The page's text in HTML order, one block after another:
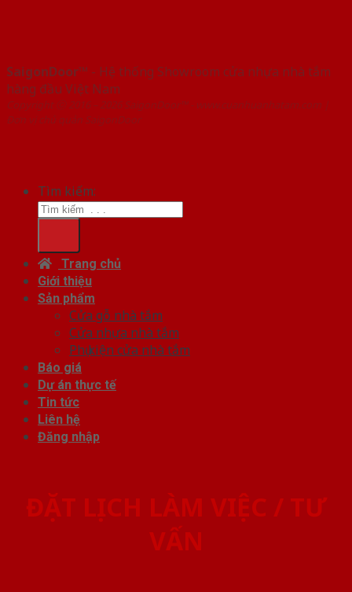
SaigonDoor™ - Hệ thống Showroom cửa nhựa nhà tắm
hàng đầu Việt Nam
Copyright ⓒ 2016 – 2026 SaigonDoor™ - www.cuanhuanhatam.com |
Đơn vị chủ quản SaigonDoor
Tìm kiếm:
Trang chủ
Giới thiệu
Sản phẩm
Cửa gỗ nhà tắm
Cửa nhựa nhà tắm
Phụ kiện cửa nhà tắm
Báo giá
Dự án thực tế
Tin tức
Liên hệ
Đăng nhập
ĐẶT LỊCH LÀM VIỆC / TƯ
VẤN